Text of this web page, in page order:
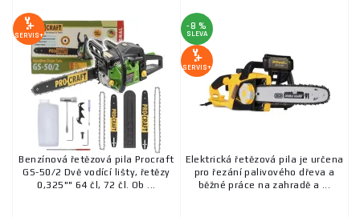
SERVIS+
Benzínová řetězová pila Procraft
GS-50/2 Dvě vodící lišty, řetězy
0,325"" 64 čl, 72 čl. Ob ...
-8 %
SLEVA
SERVIS+
Elektrická řetězová pila je určena
pro řezání palivového dřeva a
běžné práce na zahradě a ...